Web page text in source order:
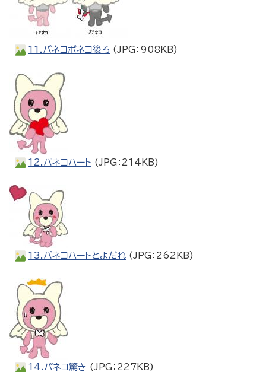
11.パネコポネコ後ろ (JPG：908KB)
12.パネコハート (JPG：214KB)
13.パネコハートとよだれ (JPG：262KB)
14.パネコ驚き (JPG：227KB)